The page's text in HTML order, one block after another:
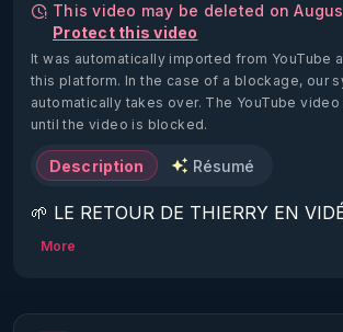
This video may be deleted on
Protect this video
It was automatically imported from YouTube
this platform. In the case of a blockage, our
automatically takes over. The YouTube
until the video is blocked.
Description Résumé
🌱 LE RETOUR DE THIERRY EN
2022)!
https://www.rgnr.fr/presentation.html
More